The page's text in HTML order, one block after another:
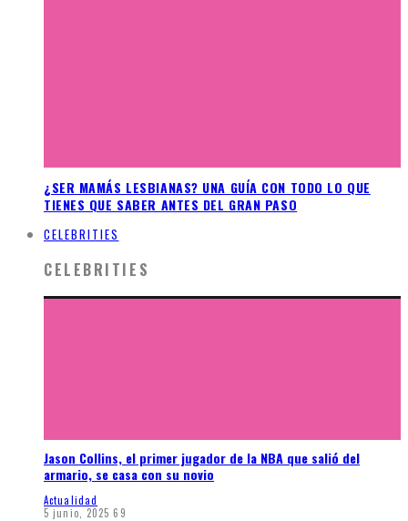
¿SER MAMÁS LESBIANAS? UNA GUÍA CON TODO LO QUE
TIENES QUE SABER ANTES DEL GRAN PASO
CELEBRITIES
CELEBRITIES
Jason Collins, el primer jugador de la NBA que salió del
armario, se casa con su novio
Actualidad
5 junio, 2025 69